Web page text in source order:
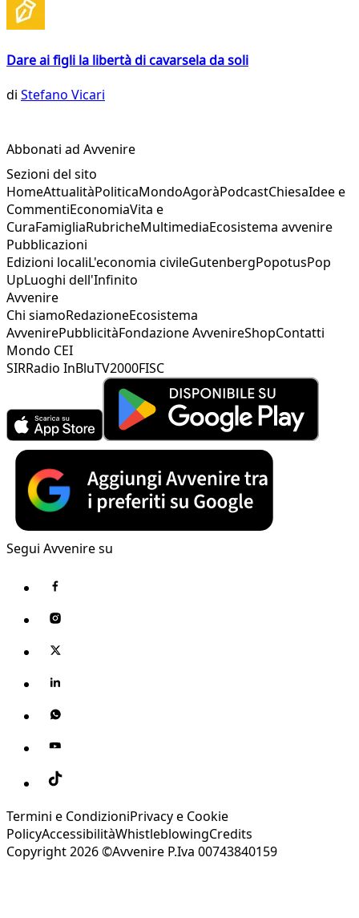
Dare ai figli la libertà di cavarsela da soli
di Stefano Vicari
Abbonati ad Avvenire
Sezioni del sito
HomeAttualitàPoliticaMondoAgoràPodcastChiesaIdee e
CommentiEconomiaVita e
CuraFamigliaRubricheMultimediaEcosistema avvenire
Pubblicazioni
Edizioni localiL'economia civileGutenbergPopotusPop
UpLuoghi dell'Infinito
Avvenire
Chi siamoRedazioneEcosistema
AvvenirePubblicitàFondazione AvvenireShopContatti
Mondo CEI
SIRRadio InBluTV2000FISC
Segui Avvenire su
Termini e CondizioniPrivacy e Cookie
PolicyAccessibilitàWhistleblowingCredits
Copyright 2026 ©Avvenire P.Iva 00743840159